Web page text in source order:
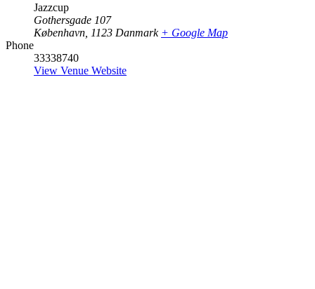
Jazzcup
Gothersgade 107
København 1123 Danmark + Google Map
Phone
33338740
View Venue Website